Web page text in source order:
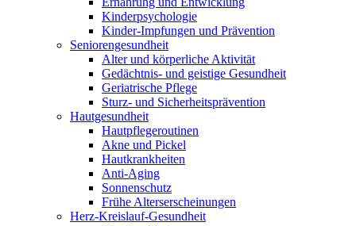
Kinderpsychologie
Kinder-Impfungen und Prävention
Seniorengesundheit
Alter und körperliche Aktivität
Gedächtnis- und geistige Gesundheit
Geriatrische Pflege
Sturz- und Sicherheitsprävention
Hautgesundheit
Hautpflegeroutinen
Akne und Pickel
Hautkrankheiten
Anti-Aging
Sonnenschutz
Frühe Alterserscheinungen
Herz-Kreislauf-Gesundheit